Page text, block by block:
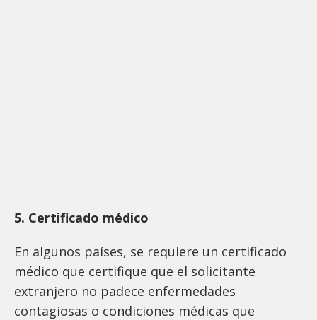
5. Certificado médico
En algunos países, se requiere un certificado
médico que certifique que el solicitante
extranjero no padece enfermedades
contagiosas o condiciones médicas que